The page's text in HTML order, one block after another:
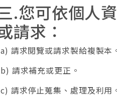
.您可依個人
請求：
請求閱覽或請求製給複製本
請求補充或更正。
請求停止蒐集、處理及利用